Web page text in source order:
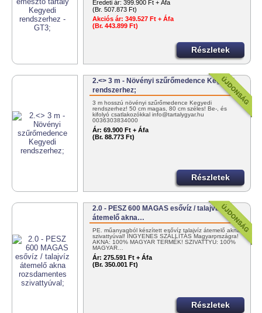
Eredeti ár: 399.900 Ft + Áfa
(Br. 507.873 Ft)
Akciós ár: 349.527 Ft + Áfa
(Br. 443.899 Ft)
Részletek
2.<> 3 m - Növényi szűrőmedence Kegyedi
rendszerhez;
3 m hosszú növényi szűrőmedence Kegyedi
rendszerhez! 50 cm magas, 80 cm széles! Be-, és
kifolyó csatlakozókkal info@tartalygyar.hu
0036303834000
Ár: 69.900 Ft + Áfa
(Br. 88.773 Ft)
Részletek
2.0 - PESZ 600 MAGAS esővíz / talajvíz
átemelő akna…
PE. műanyagból készített esővíz talajvíz átemelő akna
szivattyúval! INGYENES SZÁLLÍTÁS Magyarországra!
AKNA: 100% MAGYAR TERMÉK! SZIVATTYÚ: 100%
MAGYAR…
Ár: 275.591 Ft + Áfa
(Br. 350.001 Ft)
Részletek